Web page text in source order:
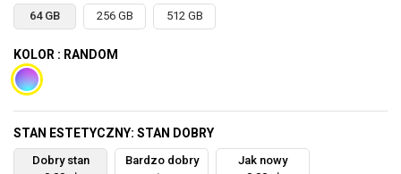
64 GB 256 GB 512 GB
KOLOR : RANDOM
STAN ESTETYCZNY: STAN DOBRY
Dobry stan
Bardzo dobry
Jak nowy